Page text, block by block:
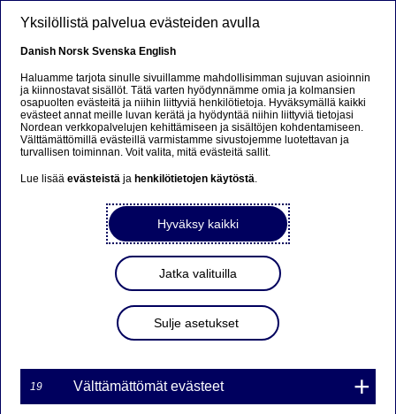
Beklager...
Denne siden findes ikke på norsk
Bli værende på denne siden|Fortsett til en lignende
side på norsk
EBA:n stressitesti: Nordean
asema on vahva
Lehdistötiedote | 29-07-2016 23:10
Yksilöllistä palvelua evästeiden avulla
Danish Norsk Svenska English
Haluamme tarjota sinulle sivuillamme mahdollisimman sujuvan asioinnin
ja kiinnostavat sisällöt. Tätä varten hyödynnämme omia ja kolmansien
osapuolten evästeitä ja niihin liittyviä henkilötietoja. Hyväksymällä kaikki
evästeet annat meille luvan kerätä ja hyödyntää niihin liittyviä tietojasi
Nordean verkkopalvelujen kehittämiseen ja sisältöjen kohdentamiseen.
Välttämättömillä evästeillä varmistamme sivustojemme luotettavan ja
turvallisen toiminnan. Voit valita, mitä evästeitä sallit.
Lue lisääevästeistä ja henkilötietojen käytöstä.
Hyväksy kaikki
Jatka valituilla
Sulje asetukset
19 Välttämättömät evästeet